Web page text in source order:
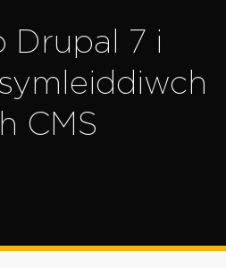
Drupal 7 i
CMS